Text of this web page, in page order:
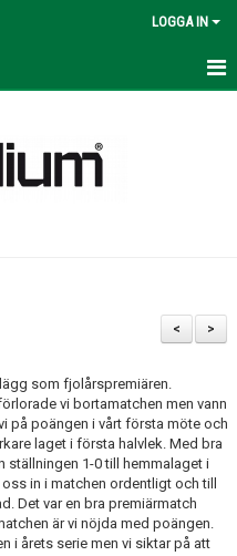
LOGGA IN
>
<
som fjolårspremiären.
vi bortamatchen men vann
på poängen i vårt första möte och
laget i första halvlek. Med bra
1-0 till hemmalaget i
in i matchen ordentligt och till
Det var en bra premiärmatch
är vi nöjda med poängen.
i årets serie men vi siktar på att